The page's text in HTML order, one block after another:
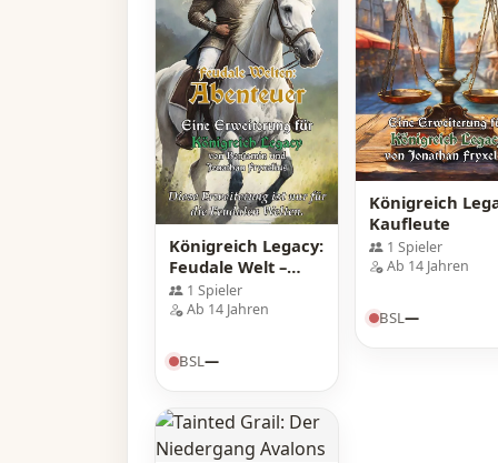
Königreich Legacy:
Feudale Welt –
Abenteuer
1 Spieler
Ab 14 Jahren
BSL—
Königreich
Kaufleute
1 Spieler
Ab 14 Jahren
BSL—